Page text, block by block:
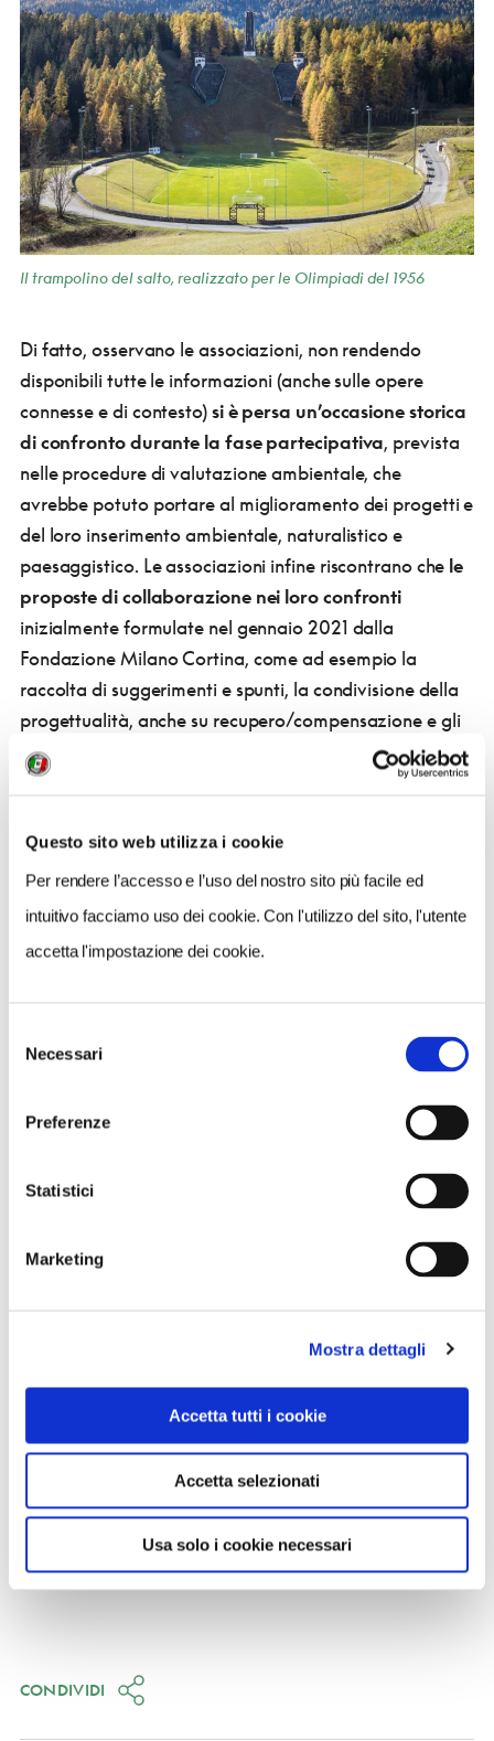
Questo sito web utilizza i cookie
Per rendere l’accesso e l’uso del nostro sito più facile ed
intuitivo facciamo uso dei cookie. Con l'utilizzo del sito, l'utente
accetta l'impostazione dei cookie.
delNecessari
Preferenze
Statistici
Marketing
Mostra dettagli
Accetta tutti i cookie
Accetta selezionati
Usa solo i cookie necessari
Il trampolino del salto, realizzato per le Olimpiadi del 1956
Di fatto, osservano le associazioni, non rendendo
disponibili tutte le informazioni (anche sulle opere
connesse e di contesto)si è persa un’occasione storica
di confronto durante la fase partecipativa, prevista
nelle procedure di valutazione ambientale, che
avrebbe potuto portare al miglioramento dei progetti e
del loro inserimento ambientale, naturalistico e
paesaggistico. Le associazioni infine riscontrano che le
proposte di collaborazione nei loro confronti
inizialmente formulate nel gennaio 2021 dalla
Fondazione Milano Cortina, come ad esempio la
raccolta di suggerimenti e spunti, la condivisione della
progettualità, anche su recupero/compensazione e gli
incontri di aggiornamento periodici,
sono state
improduttive
Per questi motivi le associazioni ritengono, che, con
queste modalità di coinvolgimento,non sia più
proficua la loro partecipazione al tavolo di
confronto
voluto dalla Fondazione Milano-Cortina
proprio ruolo per monitorare, contrastare i progetti
sbagliati e impattanti e a proporre alternative laddove
interlocutori istituzionali.
CONDIVIDI